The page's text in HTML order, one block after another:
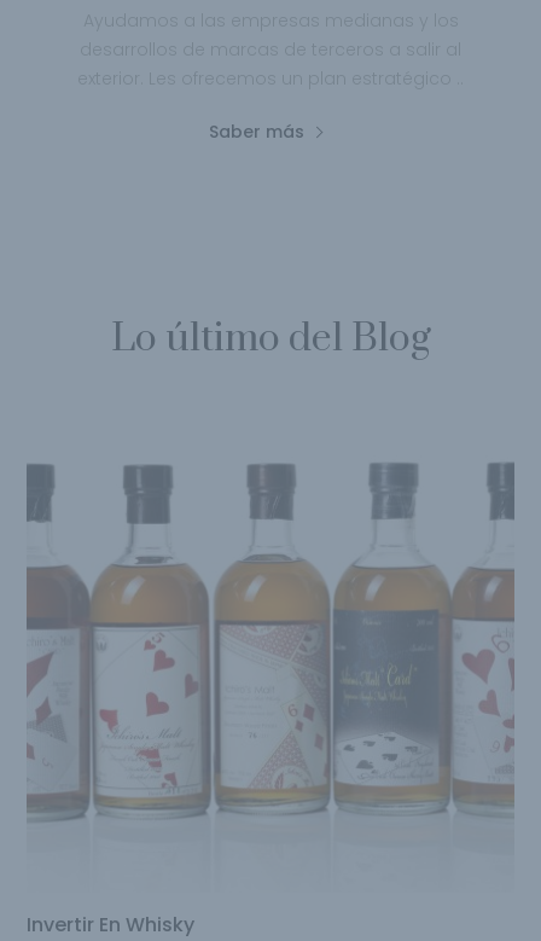
Saber más
Lo último del Blog
Invertir En Whisky